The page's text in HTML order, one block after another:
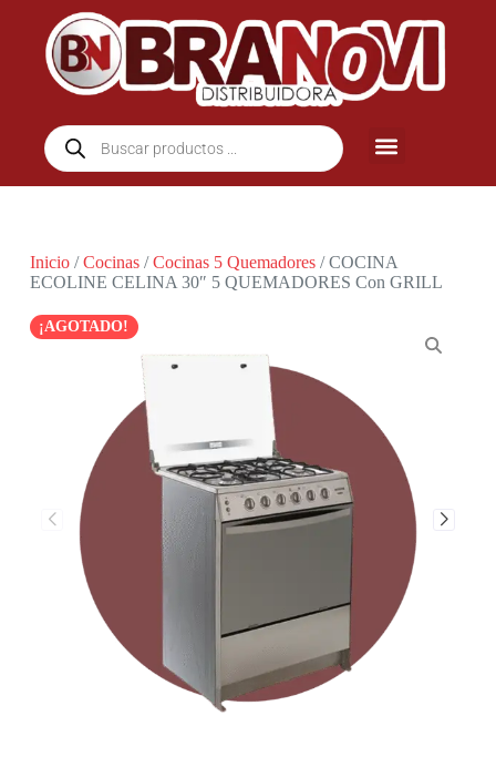
Inicio/Cocinas/Cocinas 5 Quemadores/ COCINA
ECOLINE CELINA 30″ 5 QUEMADORES Con GRILL